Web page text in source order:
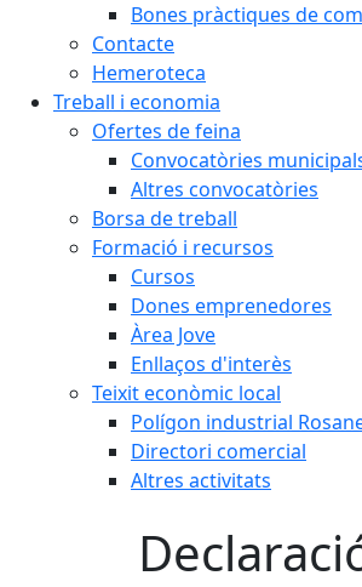
Bones pràctiques de
Contacte
Hemeroteca
Treball i economia
Ofertes de feina
Convocatòries
Altres convocatòries
Borsa de treball
Formació i recursos
Cursos
Dones emprenedores
Àrea Jove
Enllaços d'interès
Teixit econòmic local
Polígon industrial
Directori comercial
Altres activitats